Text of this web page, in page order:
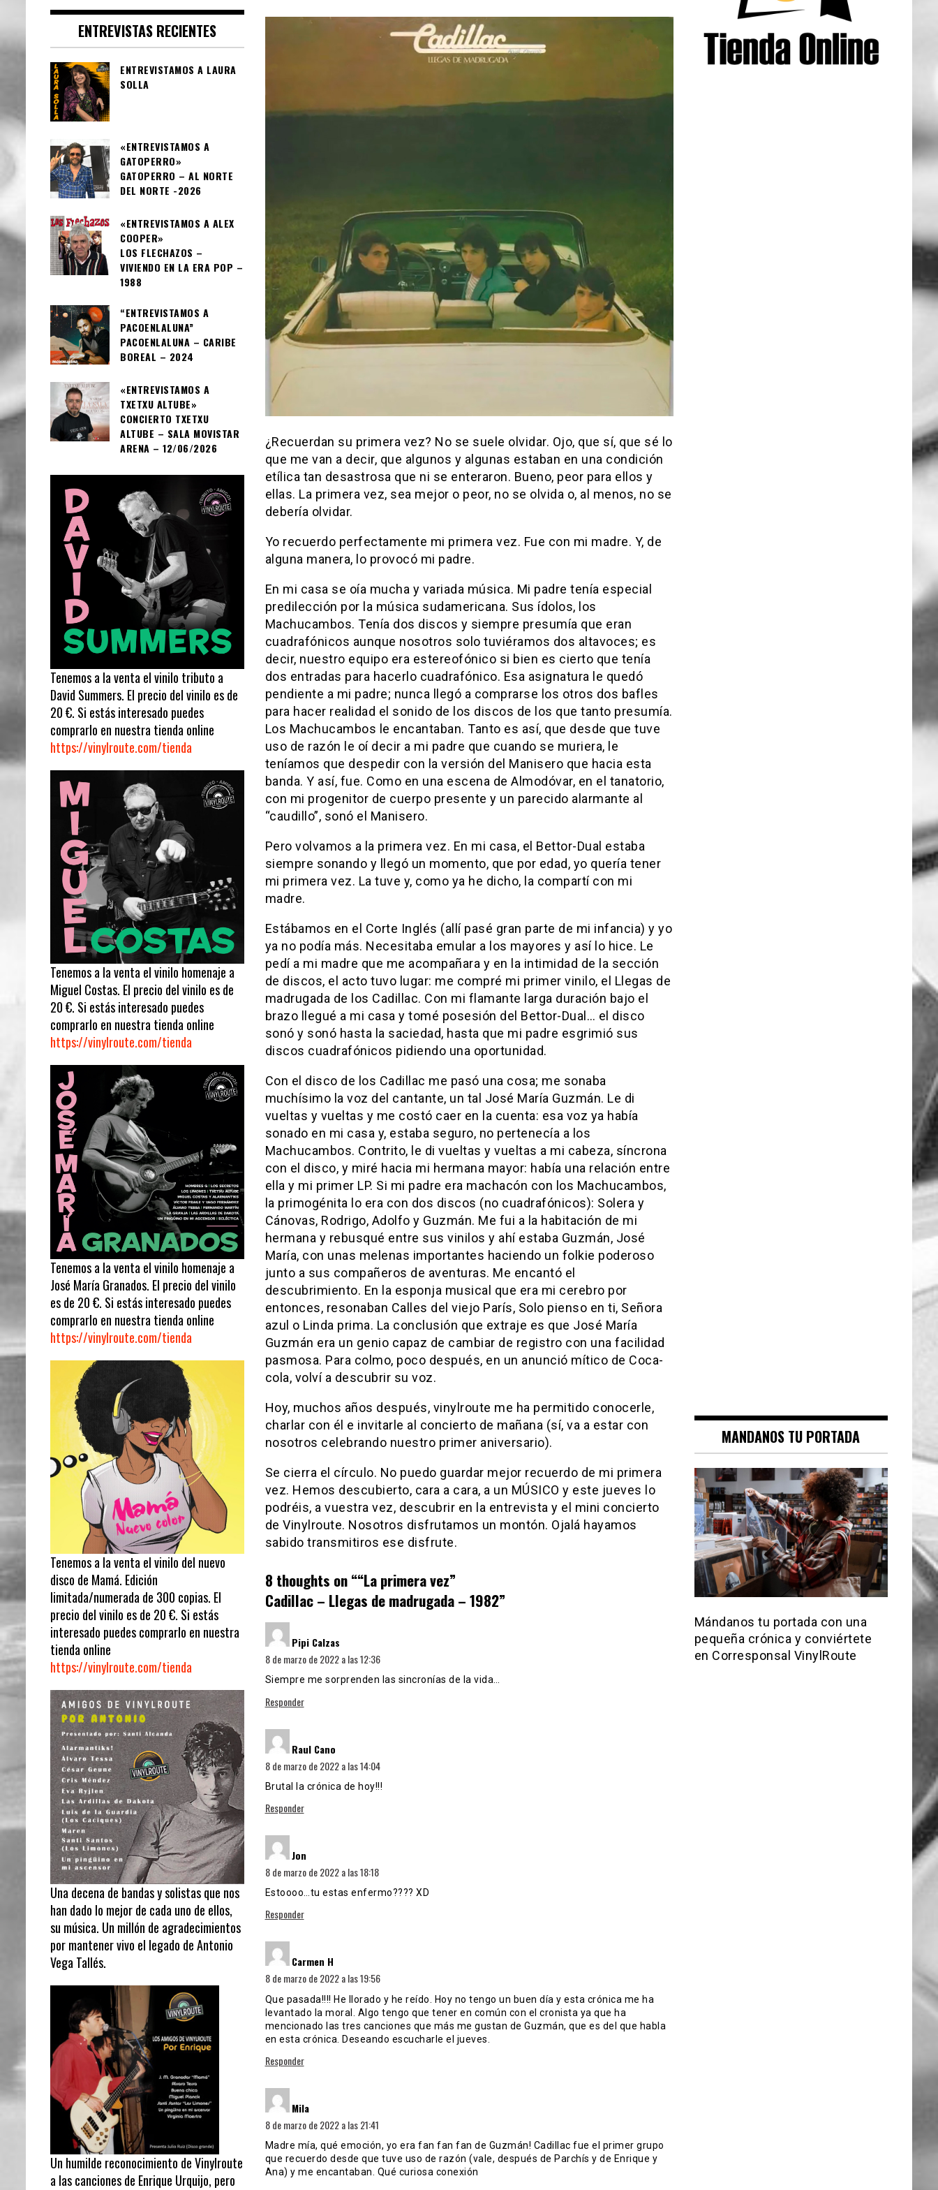
¿Recuerdan su primera vez? No se suele olvidar. Ojo, que sí, que sé lo
que me van a decir, que algunos y algunas estaban en una condición
etílica tan desastrosa que ni se enteraron. Bueno, peor para ellos y
ellas. La primera vez, sea mejor o peor, no se olvida o, al menos, no se
debería olvidar.
Yo recuerdo perfectamente mi primera vez. Fue con mi madre. Y, de
alguna manera, lo provocó mi padre.
En mi casa se oía mucha y variada música. Mi padre tenía especial
predilección por la música sudamericana. Sus ídolos, los
Machucambos. Tenía dos discos y siempre presumía que eran
cuadrafónicos aunque nosotros solo tuviéramos dos altavoces; es
decir, nuestro equipo era estereofónico si bien es cierto que tenía
dos entradas para hacerlo cuadrafónico. Esa asignatura le quedó
pendiente a mi padre; nunca llegó a comprarse los otros dos bafles
para hacer realidad el sonido de los discos de los que tanto presumía.
Los Machucambos le encantaban. Tanto es así, que desde que tuve
uso de razón le oí decir a mi padre que cuando se muriera, le
teníamos que despedir con la versión del Manisero que hacia esta
banda. Y así, fue. Como en una escena de Almodóvar, en el tanatorio,
con mi progenitor de cuerpo presente y un parecido alarmante al
“caudillo”, sonó el Manisero.
Pero volvamos a la primera vez. En mi casa, el Bettor-Dual estaba
siempre sonando y llegó un momento, que por edad, yo quería tener
mi primera vez. La tuve y, como ya he dicho, la compartí con mi
madre.
Estábamos en el Corte Inglés (allí pasé gran parte de mi infancia) y yo
ya no podía más. Necesitaba emular a los mayores y así lo hice. Le
pedí a mi madre que me acompañara y en la intimidad de la sección
de discos, el acto tuvo lugar: me compré mi primer vinilo, el Llegas de
madrugada de los Cadillac. Con mi flamante larga duración bajo el
brazo llegué a mi casa y tomé posesión del Bettor-Dual… el disco
sonó y sonó hasta la saciedad, hasta que mi padre esgrimió sus
discos cuadrafónicos pidiendo una oportunidad.
Con el disco de los Cadillac me pasó una cosa; me sonaba
muchísimo la voz del cantante, un tal José María Guzmán. Le di
vueltas y vueltas y me costó caer en la cuenta: esa voz ya había
sonado en mi casa y, estaba seguro, no pertenecía a los
Machucambos. Contrito, le di vueltas y vueltas a mi cabeza, síncrona
con el disco, y miré hacia mi hermana mayor: había una relación entre
ella y mi primer LP. Si mi padre era machacón con los Machucambos,
la primogénita lo era con dos discos (no cuadrafónicos): Solera y
Cánovas, Rodrigo, Adolfo y Guzmán. Me fui a la habitación de mi
hermana y rebusqué entre sus vinilos y ahí estaba Guzmán, José
María, con unas melenas importantes haciendo un folkie poderoso
junto a sus compañeros de aventuras. Me encantó el
descubrimiento. En la esponja musical que era mi cerebro por
entonces, resonaban Calles del viejo París, Solo pienso en ti, Señora
azul o Linda prima. La conclusión que extraje es que José María
Guzmán era un genio capaz de cambiar de registro con una facilidad
pasmosa. Para colmo, poco después, en un anunció mítico de Coca-
cola, volví a descubrir su voz.
Hoy, muchos años después, vinylroute me ha permitido conocerle,
charlar con él e invitarle al concierto de mañana (sí, va a estar con
nosotros celebrando nuestro primer aniversario).
Se cierra el círculo. No puedo guardar mejor recuerdo de mi primera
vez. Hemos descubierto, cara a cara, a un MÚSICO y este jueves lo
podréis, a vuestra vez, descubrir en la entrevista y el mini concierto
de Vinylroute. Nosotros disfrutamos un montón. Ojalá hayamos
sabido transmitiros ese disfrute.
8 thoughts on ““La primera vez”
Cadillac – Llegas de madrugada – 1982”
Pipi Calzas
8 de marzo de 2022 a las 12:36
Siempre me sorprenden las sincronías de la vida…
Responder
Raul Cano
8 de marzo de 2022 a las 14:04
Brutal la crónica de hoy!!!
Responder
Jon
8 de marzo de 2022 a las 18:18
Estoooo…tu estas enfermo???? XD
Responder
Carmen H
8 de marzo de 2022 a las 19:56
Que pasada!!!! He llorado y he reído. Hoy no tengo un buen día y esta crónica me ha
levantado la moral. Algo tengo que tener en común con el cronista ya que ha
mencionado las tres canciones que más me gustan de Guzmán, que es del que habla
en esta crónica. Deseando escucharle el jueves.
Responder
Mila
8 de marzo de 2022 a las 21:41
Madre mía, qué emoción, yo era fan fan fan de Guzmán! Cadillac fue el primer grupo
que recuerdo desde que tuve uso de razón (vale, después de Parchís y de Enrique y
Ana) y me encantaban. Qué curiosa conexión
ENTREVISTAS RECIENTES
ENTREVISTAMOS A LAURA
SOLLA
«ENTREVISTAMOS A
GATOPERRO»
GATOPERRO – AL NORTE
DEL NORTE -2026
«ENTREVISTAMOS A ALEX
COOPER»
LOS FLECHAZOS –
VIVIENDO EN LA ERA POP –
1988
“ENTREVISTAMOS A
PACOENLALUNA”
PACOENLALUNA – CARIBE
BOREAL – 2024
«ENTREVISTAMOS A
TXETXU ALTUBE»
CONCIERTO TXETXU
ALTUBE – SALA MOVISTAR
ARENA – 12/06/2026
Tenemos a la venta el vinilo tributo a
David Summers. El precio del vinilo es de
20 €. Si estás interesado puedes
comprarlo en nuestra tienda online
https://vinylroute.com/tienda
Tenemos a la venta el vinilo homenaje a
Miguel Costas. El precio del vinilo es de
20 €. Si estás interesado puedes
comprarlo en nuestra tienda online
https://vinylroute.com/tienda
Tenemos a la venta el vinilo homenaje a
José María Granados. El precio del vinilo
es de 20 €. Si estás interesado puedes
comprarlo en nuestra tienda online
https://vinylroute.com/tienda
Tenemos a la venta el vinilo del nuevo
disco de Mamá. Edición
limitada/numerada de 300 copias. El
precio del vinilo es de 20 €. Si estás
interesado puedes comprarlo en nuestra
tienda online
https://vinylroute.com/tienda
Una decena de bandas y solistas que nos
han dado lo mejor de cada uno de ellos,
su música. Un millón de agradecimientos
por mantener vivo el legado de Antonio
Vega Tallés.
Un humilde reconocimiento de Vinylroute
a las canciones de Enrique Urquijo, pero
MANDANOS TU PORTADA
Mándanos tu portada con una
pequeña crónica y conviértete
en Corresponsal VinylRoute